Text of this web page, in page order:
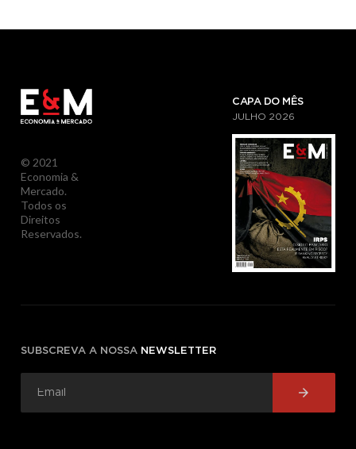
© 2021
Economia &
Mercado.
Todos os
Direitos
Reservados.
CAPA DO MÊS
JULHO 2026
SUBSCREVA A NOSSA NEWSLETTER